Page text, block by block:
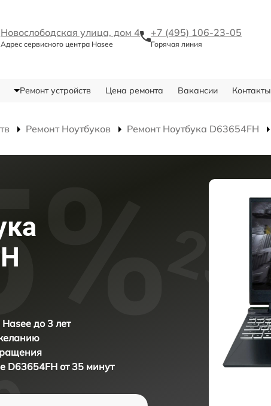
Новослободская улица, дом 4
Адрес сервисного центра Hasee
+7 (495) 106-23-05
Горячая линия
Ремонт устройств Цена ремонта Вакансии Контакты
Ремонт Ноутбуков Ремонт Ноутбука D63654FH
до 3 лет
D63654FH от 35 минут